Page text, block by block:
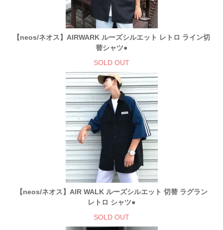
【neos/ネオス】AIRWARK ルーズシルエット レトロ ライン切
替シャツ●
SOLD OUT
【neos/ネオス】AIR WALK ルーズシルエット 切替 ラグラン
レトロ シャツ●
SOLD OUT